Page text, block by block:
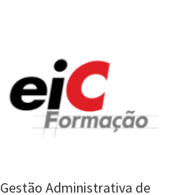
Gestão Administrativa de